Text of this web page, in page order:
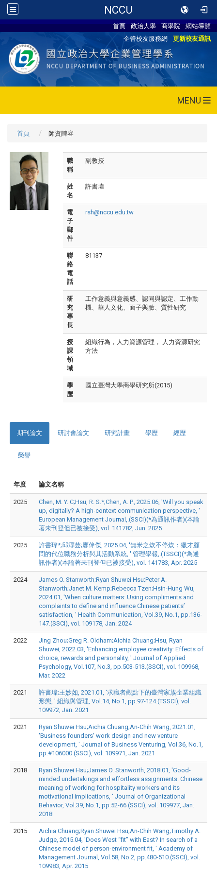
NCCU
首頁 政治大學 商學院
網站導覽
企管校友服務網
更新校友通訊
MENU
首頁 師資陣容
職
稱
副教授
姓
名
許書瑋
電
子
郵
件
rsh@nccu.edu.tw
聯
絡
電
話
81137
研
究
專
長
工作意義與意義感、認同與認定、工作動
機、華人文化、面子與臉、質性研究
授
課
領
域
組織行為，人力資源管理， 人力資源研究
方法
學
歷
國立臺灣大學商學研究所(2015)
期刊論文 研討會論文 研究計畫 學歷 經歷
榮譽
年度 論文名稱
2025
Chen, M. Y. C;Hsu, R. S.*;Chen, A. P., 2025.06, 'Will you speak
up, digitally? A high-context communication perspective, '
European Management Journal,.(SSCI)(*為通訊作者)(本論
著未刊登但已被接受), vol. 141782, Jun. 2025
2025
許書瑋*;邱淳芸;廖偉傑, 2025.04, '無米之炊不停炊：獵才顧
問的代位職務分析與其活動系統, ' 管理學報,.(TSSCI)(*為通
訊作者)(本論著未刊登但已被接受), vol. 141783, Apr. 2025
2024
James O. Stanworth;Ryan Shuwei Hsu;Peter A.
Stanworth;Janet M. Kemp;Rebecca Tzen;Hsin-Hung Wu,
2024.01, 'When culture matters: Using compliments and
complaints to define and influence Chinese patients’
satisfaction, ' Health Communication, Vol.39, No.1, pp.136-
147.(SSCI), vol. 109178, Jan. 2024
2022
Jing Zhou;Greg R. Oldham;Aichia Chuang;Hsu, Ryan
Shuwei, 2022.03, 'Enhancing employee creativity: Effects of
choice, rewards and personality, ' Journal of Applied
Psychology, Vol.107, No.3, pp.503-513.(SSCI), vol. 109968,
Mar. 2022
2021
許書瑋;王妙如, 2021.01, '求職者觀點下的臺灣家族企業組織
形態, ' 組織與管理, Vol.14, No.1, pp.97-124.(TSSCI), vol.
109972, Jan. 2021
2021
Ryan Shuwei Hsu;Aichia Chuang;An-Chih Wang, 2021.01,
'Business founders' work design and new venture
development, ' Journal of Business Venturing, Vol.36, No.1,
pp.#106000.(SSCI), vol. 109971, Jan. 2021
2018
Ryan Shuwei Hsu;James O. Stanworth, 2018.01, 'Good-
minded undertakings and effortless assignments: Chinese
meaning of working for hospitality workers and its
motivational implications, ' Journal of Organizational
Behavior, Vol.39, No.1, pp.52-66.(SSCI), vol. 109977, Jan.
2018
2015
Aichia Chuang;Ryan Shuwei Hsu;An-Chih Wang;Timothy A.
Judge, 2015.04, 'Does West “fit” with East? In search of a
Chinese model of person-environment fit, ' Academy of
Management Journal, Vol.58, No.2, pp.480-510.(SSCI), vol.
109983, Apr. 2015